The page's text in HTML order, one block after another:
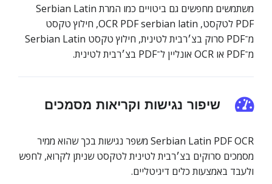
משתמשים מחפשים גם ביטויים כמו המרת Serbian Latin
PDF לטקסט, OCR PDF serbian latin, חילוץ טקסט
מ־PDF סרוק בצ׳רבית לטינית, חילוץ טקסט Serbian Latin
מ־PDF או OCR אונליין ל־PDF בצ׳רבית לטינית.
שיפור נגישות וקריאות מסמכים
Serbian Latin PDF OCR משפר נגישות בכך שהוא ממיר
מסמכים סרוקים בצ׳רבית לטינית לטקסט שניתן לקרוא, לחפש
ולעבד באמצעות כלים דיגיטליים.